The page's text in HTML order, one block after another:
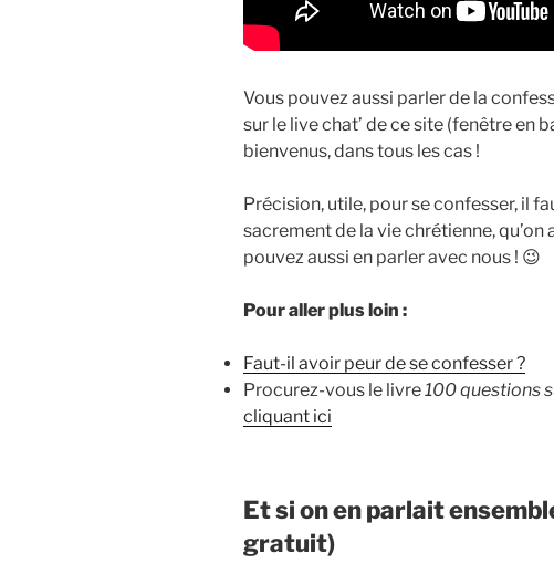
Vous pouvez aussi parler de la
sur le live chat’ de ce site (fenêtre en
bienvenus, dans tous les cas !
Précision, utile, pour se confesser, il
sacrement de la vie chrétienne,
pouvez aussi en parler avec nous ! 😉
Pour aller plus loin :
Faut-il avoir peur de se confesser ?
Procurez-vous le livre100 questions
cliquant ici
Et si on en parlait
gratuit)